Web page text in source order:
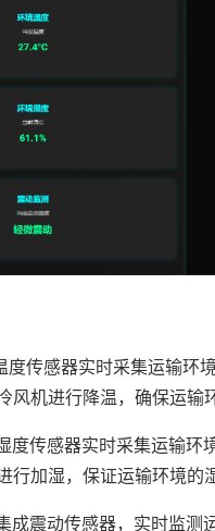
度传感器实时采集运输环
风机进行降温，确保运输
度传感器实时采集运输环
行加湿，保证运输环境的
成震动传感器，实时监测